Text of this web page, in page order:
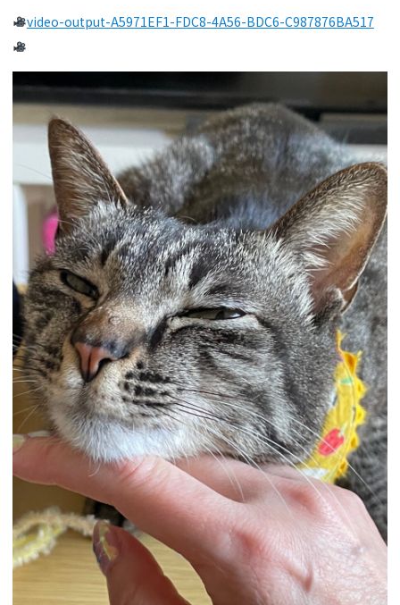
video-output-A5971EF1-FDC8-4A56-BDC6-C987876BA517